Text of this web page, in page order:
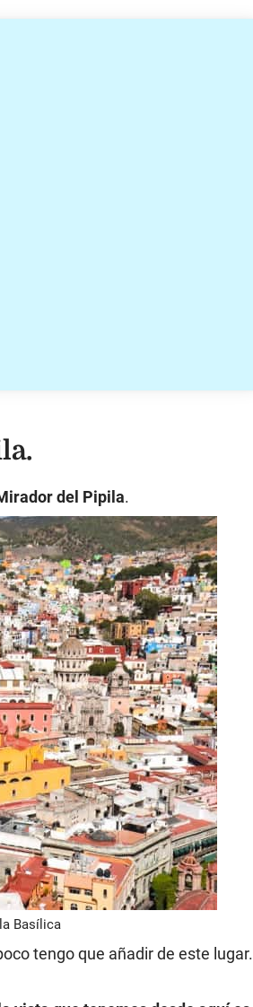
del Pipila.
Basílica
tengo que añadir de este lugar.